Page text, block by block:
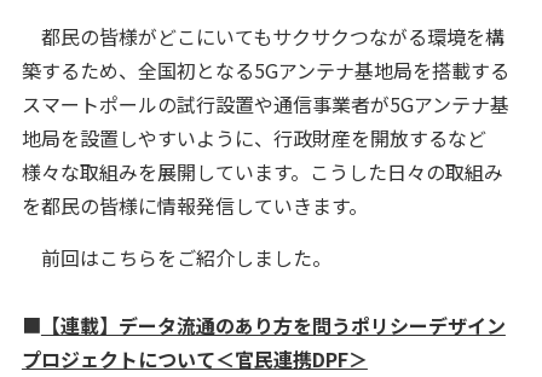
都民の皆様がどこにいてもサクサクつながる環境を構
築するため、全国初となる5Gアンテナ基地局を搭載する
スマートポールの試行設置や通信事業者が5Gアンテナ基
地局を設置しやすいように、行政財産を開放するなど
様々な取組みを展開しています。こうした日々の取組み
を都民の皆様に情報発信していきます。
前回はこちらをご紹介しました。
■ 【連載】データ流通のあり方を問うポリシーデザイン
プロジェクトについて＜官民連携DPF＞